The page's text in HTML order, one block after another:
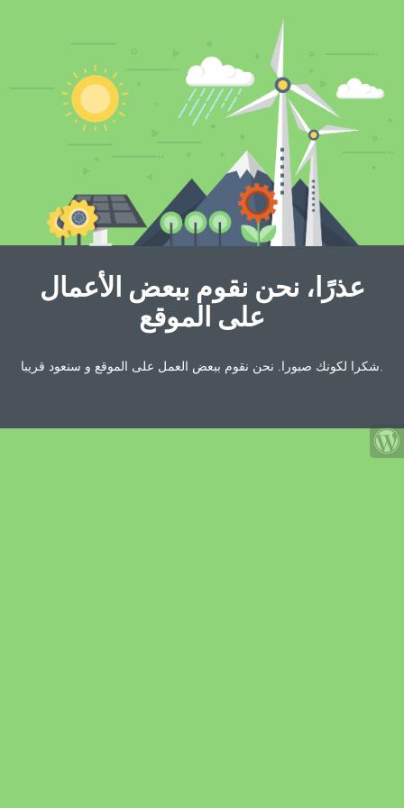
عذرًا، نحن نقوم ببعض الأعمال
على الموقع
شكرا لكونك صبورا. نحن نقوم ببعض العمل على الموقع و سنعود قريبا.